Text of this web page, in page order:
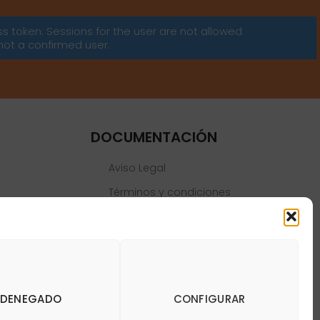
DENEGADO CONFIGURAR
token: Sessions for the user are not allowed
a confirmed user.
DOCUMENTACIÓN
Aviso Legal
Términos y condiciones